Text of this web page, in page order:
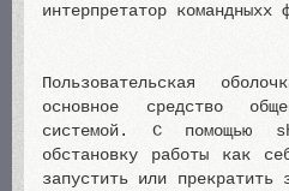
интерпретатор командныхх
Пользовательская
основнoe средство
системой. С помощью
обстановку работы как
запустить или